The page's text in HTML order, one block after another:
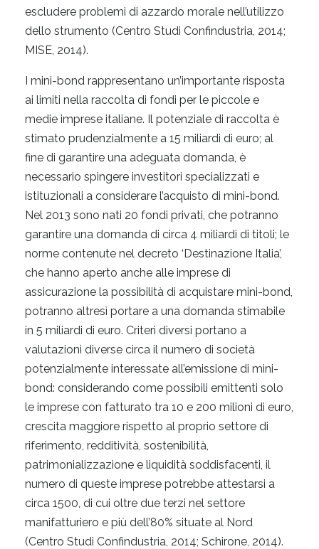
escludere problemi di azzardo morale nell’utilizzo
dello strumento (Centro Studi Confindustria, 2014;
MISE, 2014).
I mini-bond rappresentano un’importante risposta
ai limiti nella raccolta di fondi per le piccole e
medie imprese italiane. Il potenziale di raccolta è
stimato prudenzialmente a 15 miliardi di euro; al
fine di garantire una adeguata domanda, è
necessario spingere investitori specializzati e
istituzionali a considerare l’acquisto di mini-bond.
Nel 2013 sono nati 20 fondi privati, che potranno
garantire una domanda di circa 4 miliardi di titoli; le
norme contenute nel decreto ‘Destinazione Italia’,
che hanno aperto anche alle imprese di
assicurazione la possibilità di acquistare mini-bond,
potranno altresì portare a una domanda stimabile
in 5 miliardi di euro. Criteri diversi portano a
valutazioni diverse circa il numero di società
potenzialmente interessate all’emissione di mini-
bond: considerando come possibili emittenti solo
le imprese con fatturato tra 10 e 200 milioni di euro,
crescita maggiore rispetto al proprio settore di
riferimento, redditività, sostenibilità,
patrimonializzazione e liquidità soddisfacenti, il
numero di queste imprese potrebbe attestarsi a
circa 1500, di cui oltre due terzi nel settore
manifatturiero e più dell’80% situate al Nord
(Centro Studi Confindustria, 2014; Schirone, 2014).